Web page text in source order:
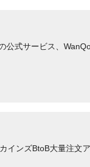
式サービス、
インズBtoB大量注文